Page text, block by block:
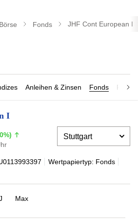
Börse Fonds JHF Cont European I
Anleihen & Zinsen Fonds
I
Wertpapiertyp: Fonds
Max